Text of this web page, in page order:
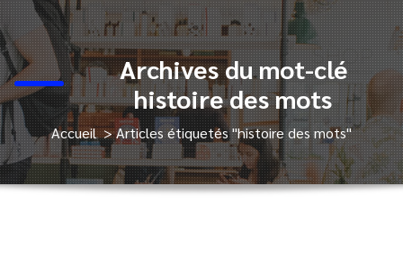
Archives du mot-clé
histoire des mots
Accueil>Articles étiquetés "histoire des mots"